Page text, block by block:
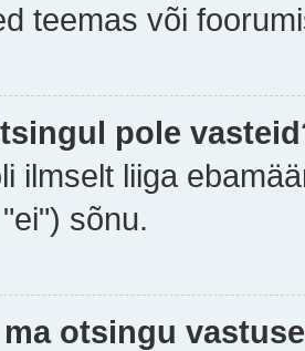
teemas või
pole
ilmselt liiga
sõnu.
otsingu